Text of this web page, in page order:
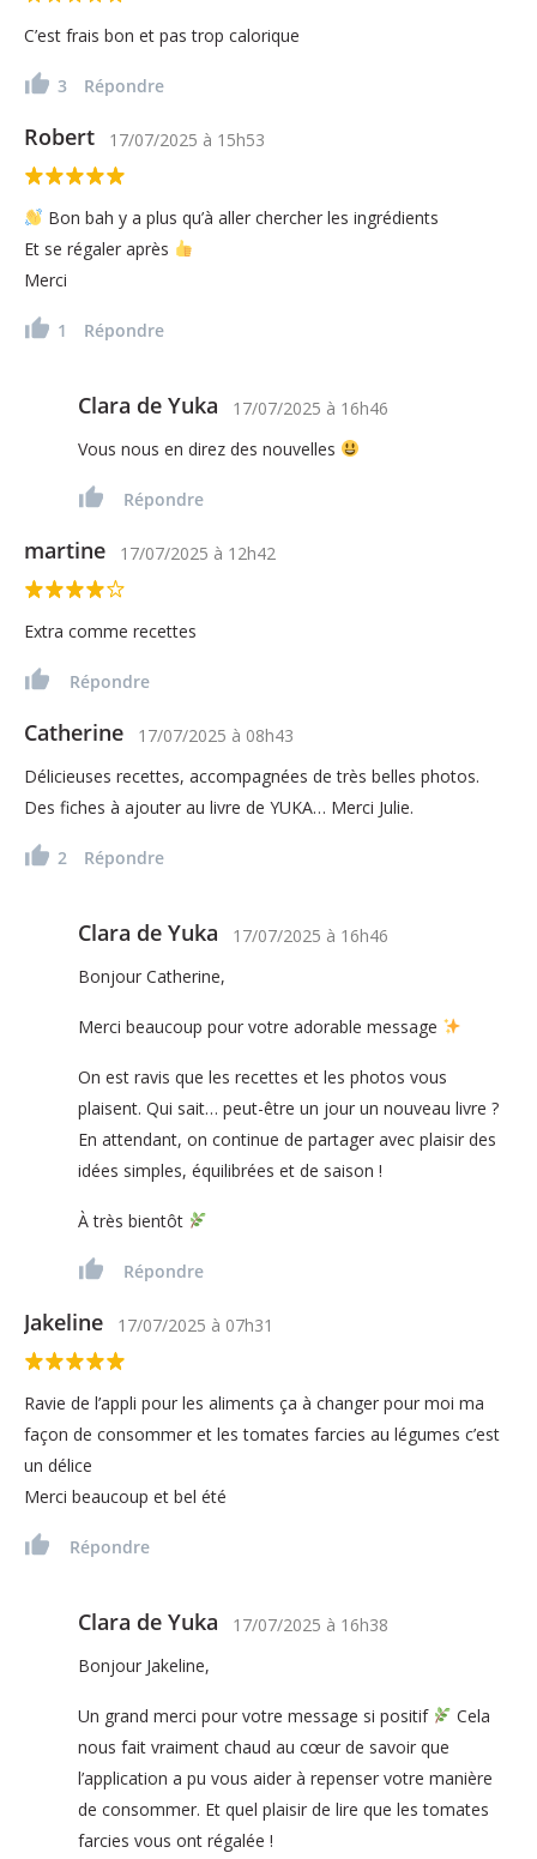
C’est frais bon et pas trop calorique
3 Répondre
Robert 17/07/2025 à 15h53
Bon bah y a plus qu’à aller chercher les ingrédients
Et se régaler après
Merci
1 Répondre
Clara de Yuka 17/07/2025 à 16h46
Vous nous en direz des nouvelles
Répondre
martine 17/07/2025 à 12h42
Extra comme recettes
Répondre
Catherine 17/07/2025 à 08h43
Délicieuses recettes, accompagnées de très belles photos.
Des fiches à ajouter au livre de YUKA… Merci Julie.
2 Répondre
Clara de Yuka 17/07/2025 à 16h46
Bonjour Catherine,
Merci beaucoup pour votre adorable message
On est ravis que les recettes et les photos vous
plaisent. Qui sait… peut-être un jour un nouveau livre ?
En attendant, on continue de partager avec plaisir des
idées simples, équilibrées et de saison !
À très bientôt
Répondre
Jakeline 17/07/2025 à 07h31
Ravie de l’appli pour les aliments ça à changer pour moi ma
façon de consommer et les tomates farcies au légumes c’est
un délice
Merci beaucoup et bel été
Répondre
Clara de Yuka 17/07/2025 à 16h38
Bonjour Jakeline,
Un grand merci pour votre message si positif
Cela
nous fait vraiment chaud au cœur de savoir que
l’application a pu vous aider à repenser votre manière
de consommer. Et quel plaisir de lire que les tomates
farcies vous ont régalée !